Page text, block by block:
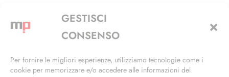
GESTISCI
CONSENSO
Per fornire le migliori esperienze, utilizziamo tecnologie come i
cookie per memorizzare e/o accedere alle informazioni del
Via Alfieri, 27 - Trezzano Sul Naviglio (MI)
+39 02 4846 3155
info@masterphil.it